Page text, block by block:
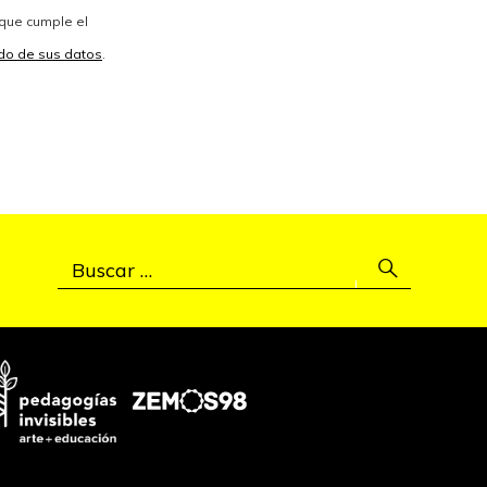
cumple el
de sus datos.